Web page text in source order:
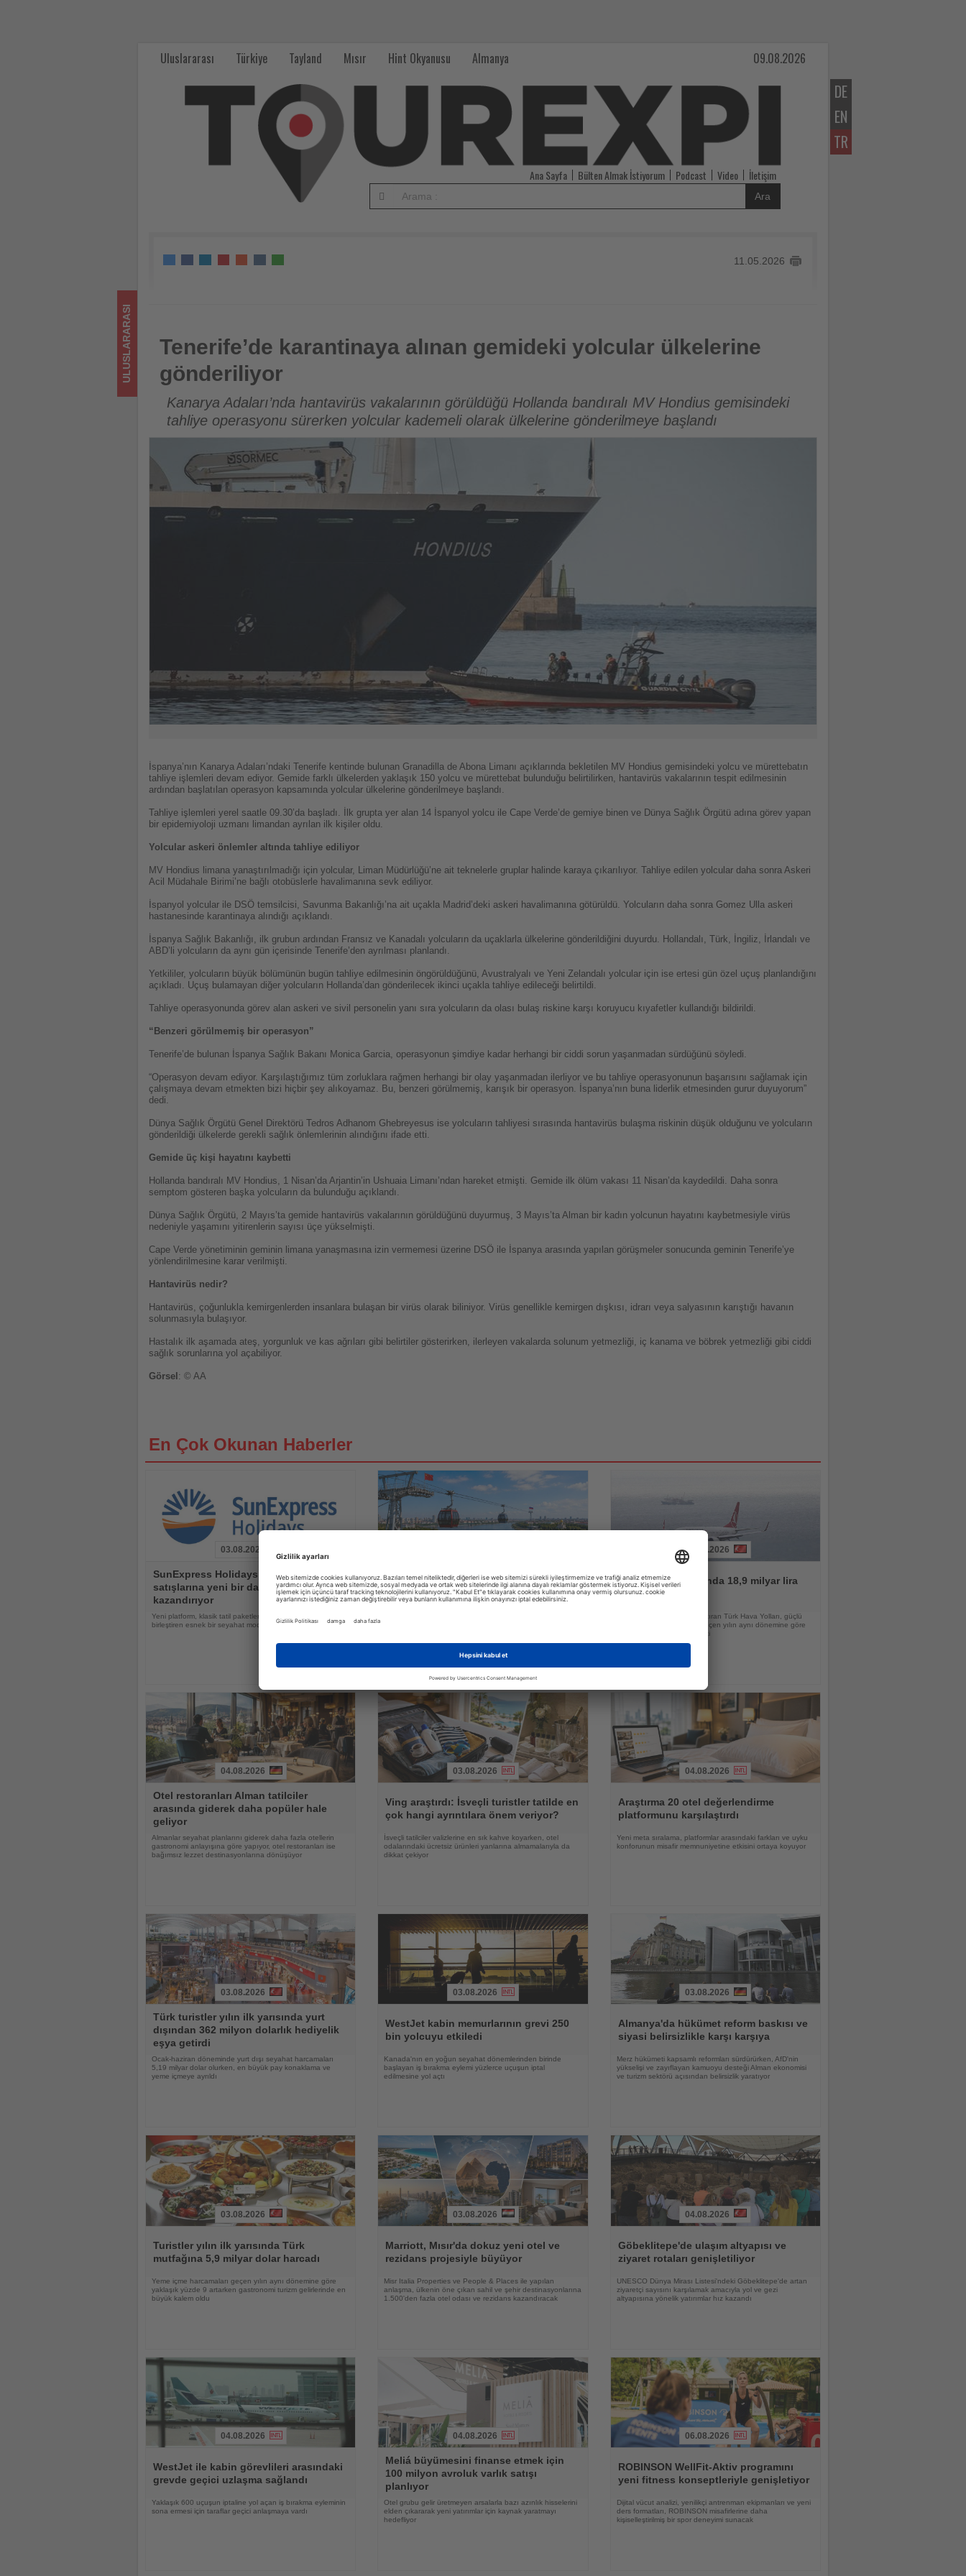
DE
EN
TR
Uluslararası Türkiye Tayland Mısır Hint Okyanusu Almanya 09.08.2026
Ana Sayfa Bülten Almak İstiyorum Podcast Video İletişim
Ara
11.05.2026
Tenerife’de karantinaya alınan gemideki yolcular ülkelerine gönderiliyor
ULUSLARARASI
Tenerife’de karantinaya alınan gemideki yolcular ülkelerine
gönderiliyor
Kanarya Adaları’nda hantavirüs vakalarının görüldüğü Hollanda bandıralı MV Hondius gemisindeki
tahliye operasyonu sürerken yolcular kademeli olarak ülkelerine gönderilmeye başlandı
İspanya’nın Kanarya Adaları’ndaki Tenerife kentinde bulunan Granadilla de Abona Limanı açıklarında bekletilen MV Hondius gemisindeki yolcu ve mürettebatın
tahliye işlemleri devam ediyor. Gemide farklı ülkelerden yaklaşık 150 yolcu ve mürettebat bulunduğu belirtilirken, hantavirüs vakalarının tespit edilmesinin
ardından başlatılan operasyon kapsamında yolcular ülkelerine gönderilmeye başlandı.
Tahliye işlemleri yerel saatle 09.30’da başladı. İlk grupta yer alan 14 İspanyol yolcu ile Cape Verde’de gemiye binen ve Dünya Sağlık Örgütü adına görev yapan
bir epidemiyoloji uzmanı limandan ayrılan ilk kişiler oldu.
Yolcular askeri önlemler altında tahliye ediliyor
MV Hondius limana yanaştırılmadığı için yolcular, Liman Müdürlüğü’ne ait teknelerle gruplar halinde karaya çıkarılıyor. Tahliye edilen yolcular daha sonra Askeri
Acil Müdahale Birimi’ne bağlı otobüslerle havalimanına sevk ediliyor.
İspanyol yolcular ile DSÖ temsilcisi, Savunma Bakanlığı’na ait uçakla Madrid’deki askeri havalimanına götürüldü. Yolcuların daha sonra Gomez Ulla askeri
hastanesinde karantinaya alındığı açıklandı.
İspanya Sağlık Bakanlığı, ilk grubun ardından Fransız ve Kanadalı yolcuların da uçaklarla ülkelerine gönderildiğini duyurdu. Hollandalı, Türk, İngiliz, İrlandalı ve
ABD’li yolcuların da aynı gün içerisinde Tenerife’den ayrılması planlandı.
Yetkililer, yolcuların büyük bölümünün bugün tahliye edilmesinin öngörüldüğünü, Avustralyalı ve Yeni Zelandalı yolcular için ise ertesi gün özel uçuş planlandığını
açıkladı. Uçuş bulamayan diğer yolcuların Hollanda’dan gönderilecek ikinci uçakla tahliye edileceği belirtildi.
Tahliye operasyonunda görev alan askeri ve sivil personelin yanı sıra yolcuların da olası bulaş riskine karşı koruyucu kıyafetler kullandığı bildirildi.
“Benzeri görülmemiş bir operasyon”
Tenerife’de bulunan İspanya Sağlık Bakanı Monica Garcia, operasyonun şimdiye kadar herhangi bir ciddi sorun yaşanmadan sürdüğünü söyledi.
“Operasyon devam ediyor. Karşılaştığımız tüm zorluklara rağmen herhangi bir olay yaşanmadan ilerliyor ve bu tahliye operasyonunun başarısını sağlamak için
çalışmaya devam etmekten bizi hiçbir şey alıkoyamaz. Bu, benzeri görülmemiş, karışık bir operasyon. İspanya’nın buna liderlik etmesinden gurur duyuyorum”
dedi.
Dünya Sağlık Örgütü Genel Direktörü Tedros Adhanom Ghebreyesus ise yolcuların tahliyesi sırasında hantavirüs bulaşma riskinin düşük olduğunu ve yolcuların
gönderildiği ülkelerde gerekli sağlık önlemlerinin alındığını ifade etti.
Gemide üç kişi hayatını kaybetti
Hollanda bandıralı MV Hondius, 1 Nisan’da Arjantin’in Ushuaia Limanı’ndan hareket etmişti. Gemide ilk ölüm vakası 11 Nisan’da kaydedildi. Daha sonra
semptom gösteren başka yolcuların da bulunduğu açıklandı.
Dünya Sağlık Örgütü, 2 Mayıs’ta gemide hantavirüs vakalarının görüldüğünü duyurmuş, 3 Mayıs’ta Alman bir kadın yolcunun hayatını kaybetmesiyle virüs
nedeniyle yaşamını yitirenlerin sayısı üçe yükselmişti.
Cape Verde yönetiminin geminin limana yanaşmasına izin vermemesi üzerine DSÖ ile İspanya arasında yapılan görüşmeler sonucunda geminin Tenerife’ye
yönlendirilmesine karar verilmişti.
Hantavirüs nedir?
Hantavirüs, çoğunlukla kemirgenlerden insanlara bulaşan bir virüs olarak biliniyor. Virüs genellikle kemirgen dışkısı, idrarı veya salyasının karıştığı havanın
solunmasıyla bulaşıyor.
Hastalık ilk aşamada ateş, yorgunluk ve kas ağrıları gibi belirtiler gösterirken, ilerleyen vakalarda solunum yetmezliği, iç kanama ve böbrek yetmezliği gibi ciddi
sağlık sorunlarına yol açabiliyor.
Görsel : © AA
En Çok Okunan Haberler
Oku
03.08.2026
SunExpress Holidays paket tur
satışlarına yeni bir dağıtım kanalı
kazandırıyor
Yeni platform, klasik tatil paketlerini aile ziyaretleriyle
birleştiren esnek bir seyahat modeli sunuyor
OkuÇin ile Rusya'yı bağlayan ilk sınır ötesi
teleferikte ana yapı tamamlandı
Oku
05.08.2026
THY yılın ilk yarısında 18,9 milyar lira
net kâr açıkladı
Satış gelirlerini yüzde 43 artıran Türk Hava Yolları, güçlü
ciro büyümesine rağmen geçen yılın aynı dönemine göre
daha düşük net kâr elde etti
Oku
04.08.2026
Otel restoranları Alman tatilciler
arasında giderek daha popüler hale
geliyor
Almanlar seyahat planlarını giderek daha fazla otellerin
gastronomi anlayışına göre yapıyor, otel restoranları ise
bağımsız lezzet destinasyonlarına dönüşüyor
Oku
03.08.2026
Ving araştırdı: İsveçli turistler tatilde en
çok hangi ayrıntılara önem veriyor?
İsveçli tatilciler valizlerine en sık kahve koyarken, otel
odalarındaki ücretsiz ürünleri yanlarına almamalarıyla da
dikkat çekiyor
Oku
04.08.2026
Araştırma 20 otel değerlendirme
platformunu karşılaştırdı
Yeni meta sıralama, platformlar arasındaki farkları ve uyku
konforunun misafir memnuniyetine etkisini ortaya koyuyor
Oku
03.08.2026
Türk turistler yılın ilk yarısında yurt
dışından 362 milyon dolarlık hediyelik
eşya getirdi
Ocak-haziran döneminde yurt dışı seyahat harcamaları
5,19 milyar dolar olurken, en büyük pay konaklama ve
yeme içmeye ayrıldı
Oku
03.08.2026
WestJet kabin memurlarının grevi 250
bin yolcuyu etkiledi
Kanada'nın en yoğun seyahat dönemlerinden birinde
başlayan iş bırakma eylemi yüzlerce uçuşun iptal
edilmesine yol açtı
Oku
03.08.2026
Almanya'da hükümet reform baskısı ve
siyasi belirsizlikle karşı karşıya
Merz hükümeti kapsamlı reformları sürdürürken, AfD'nin
yükselişi ve zayıflayan kamuoyu desteği Alman ekonomisi
ve turizm sektörü açısından belirsizlik yaratıyor
Oku
03.08.2026
Turistler yılın ilk yarısında Türk
mutfağına 5,9 milyar dolar harcadı
Yeme içme harcamaları geçen yılın aynı dönemine göre
yaklaşık yüzde 9 artarken gastronomi turizm gelirlerinde en
büyük kalem oldu
Oku
03.08.2026
Marriott, Mısır'da dokuz yeni otel ve
rezidans projesiyle büyüyor
Misr Italia Properties ve People & Places ile yapılan
anlaşma, ülkenin öne çıkan sahil ve şehir destinasyonlarına
1.500'den fazla otel odası ve rezidans kazandıracak
Oku
04.08.2026
Göbeklitepe'de ulaşım altyapısı ve
ziyaret rotaları genişletiliyor
UNESCO Dünya Mirası Listesi'ndeki Göbeklitepe'de artan
ziyaretçi sayısını karşılamak amacıyla yol ve gezi
altyapısına yönelik yatırımlar hız kazandı
Oku
04.08.2026
WestJet ile kabin görevlileri arasındaki
grevde geçici uzlaşma sağlandı
Yaklaşık 600 uçuşun iptaline yol açan iş bırakma eyleminin
sona ermesi için taraflar geçici anlaşmaya vardı
Oku
04.08.2026
Meliá büyümesini finanse etmek için
100 milyon avroluk varlık satışı
planlıyor
Otel grubu gelir üretmeyen arsalarla bazı azınlık hisselerini
elden çıkararak yeni yatırımlar için kaynak yaratmayı
hedefliyor
Oku
06.08.2026
ROBINSON WellFit-Aktiv programını
yeni fitness konseptleriyle genişletiyor
Dijital vücut analizi, yenilikçi antrenman ekipmanları ve yeni
ders formatları, ROBINSON misafirlerine daha
kişiselleştirilmiş bir spor deneyimi sunacak